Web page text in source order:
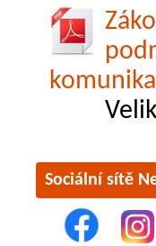
Sociální sítě